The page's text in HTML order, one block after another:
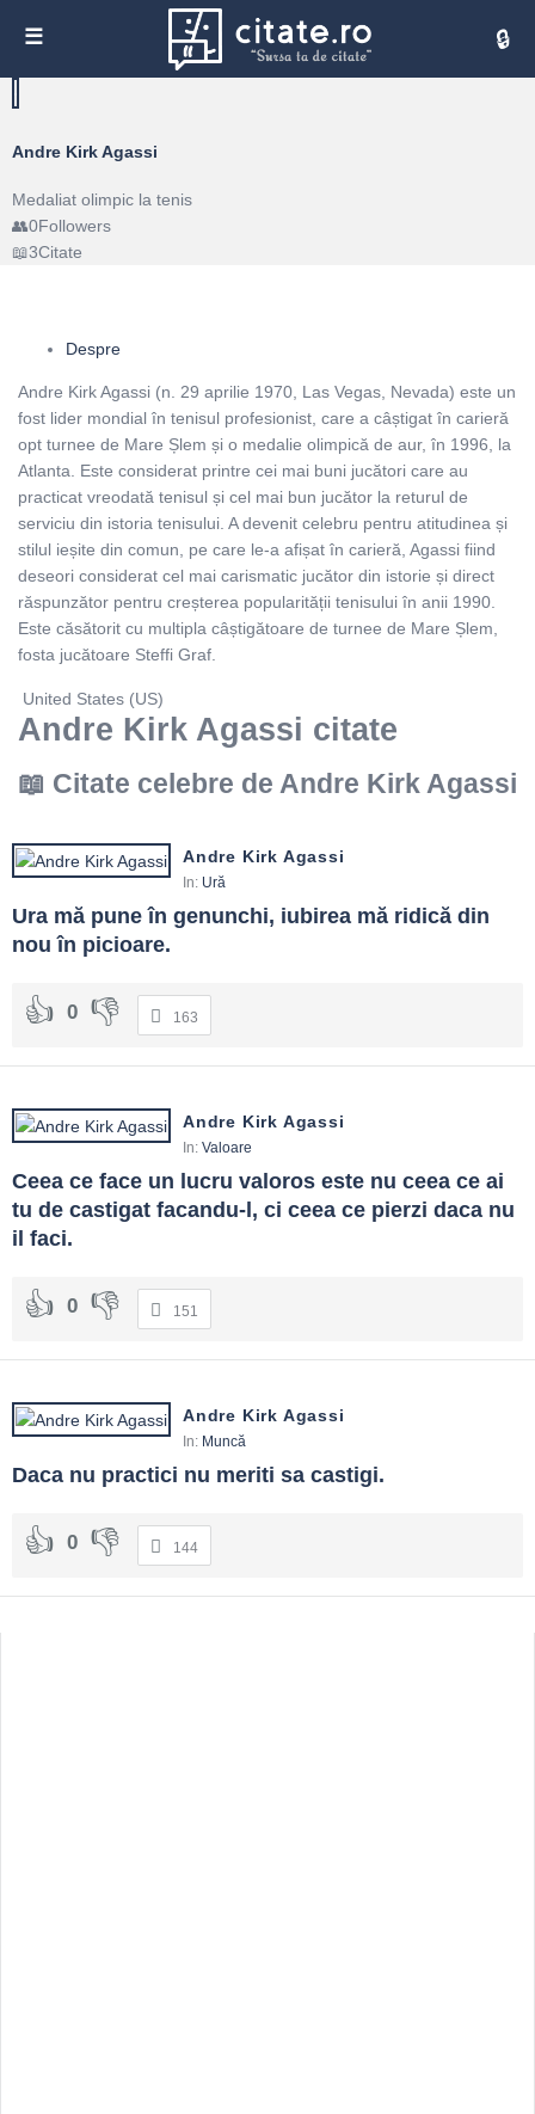
Andre Kirk Agassi
Medaliat olimpic la tenis
0Followers
3Citate
Despre
Andre Kirk Agassi (n. 29 aprilie 1970, Las Vegas, Nevada) este un
fost lider mondial în tenisul profesionist, care a câștigat în carieră
opt turnee de Mare Șlem și o medalie olimpică de aur, în 1996, la
Atlanta. Este considerat printre cei mai buni jucători care au
practicat vreodată tenisul și cel mai bun jucător la returul de
serviciu din istoria tenisului. A devenit celebru pentru atitudinea și
stilul ieșite din comun, pe care le-a afișat în carieră, Agassi fiind
deseori considerat cel mai carismatic jucător din istorie și direct
răspunzător pentru creșterea popularității tenisului în anii 1990.
Este căsătorit cu multipla câștigătoare de turnee de Mare Șlem,
fosta jucătoare Steffi Graf.
United States (US)
Andre Kirk Agassi citate
Citate celebre de Andre Kirk Agassi
Andre Kirk Agassi
In: Ură
Ura mă pune în genunchi, iubirea mă ridică din
nou în picioare.
0 163
Andre Kirk Agassi
In: Valoare
Ceea ce face un lucru valoros este nu ceea ce ai
tu de castigat facandu-l, ci ceea ce pierzi daca nu
il faci.
0 151
Andre Kirk Agassi
In: Muncă
Daca nu practici nu meriti sa castigi.
0 144